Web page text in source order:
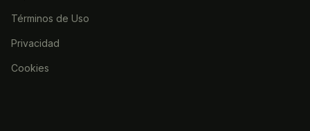
Términos de Uso
Privacidad
Cookies